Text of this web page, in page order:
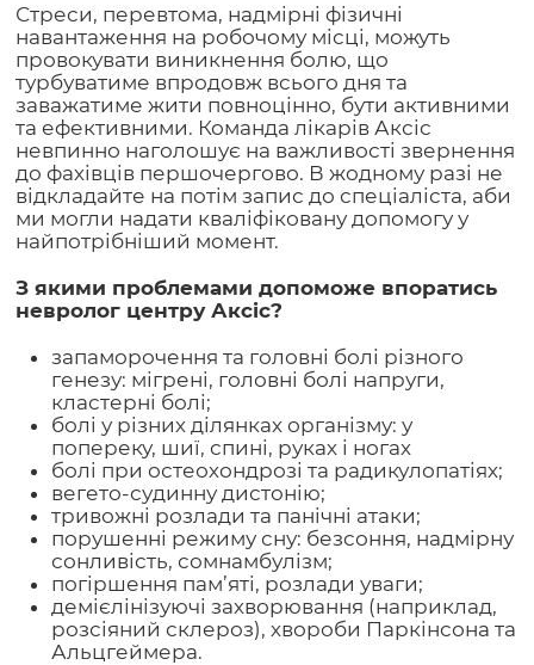
Стреси, перевтома, надмірні фізичні
навантаження на робочому місці, можуть
провокувати виникнення болю, що
турбуватиме впродовж всього дня та
заважатиме жити повноцінно, бути активними
та ефективними. Команда лікарів Аксіс
невпинно наголошує на важливості звернення
до фахівців першочергово. В жодному разі не
відкладайте на потім запис до спеціаліста, аби
ми могли надати кваліфіковану допомогу у
найпотрібніший момент.
З якими проблемами допоможе впоратись
невролог центру Аксіс?
запаморочення та головні болі різного
генезу: мігрені, головні болі напруги,
кластерні болі;
болі у різних ділянках організму: у
попереку, шиї, спині, руках і ногах
болі при остеохондрозі та радикулопатіях;
вегето-судинну дистонію;
тривожні розлади та панічні атаки;
порушенні режиму сну: безсоння, надмірну
сонливість, сомнамбулізм;
погіршення пам’яті, розлади уваги;
демієлінізуючі захворювання (наприклад,
розсіяний склероз), хвороби Паркінсона та
Альцгеймера.